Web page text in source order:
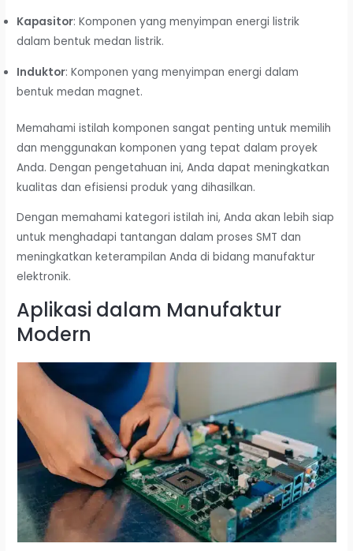
Kapasitor: Komponen yang menyimpan energi listrik
dalam bentuk medan listrik.
Induktor: Komponen yang menyimpan energi dalam
bentuk medan magnet.
Memahami istilah komponen sangat penting untuk memilih
dan menggunakan komponen yang tepat dalam proyek
Anda. Dengan pengetahuan ini, Anda dapat meningkatkan
kualitas dan efisiensi produk yang dihasilkan.
Dengan memahami kategori istilah ini, Anda akan lebih siap
untuk menghadapi tantangan dalam proses SMT dan
meningkatkan keterampilan Anda di bidang manufaktur
elektronik.
Aplikasi dalam Manufaktur
Modern